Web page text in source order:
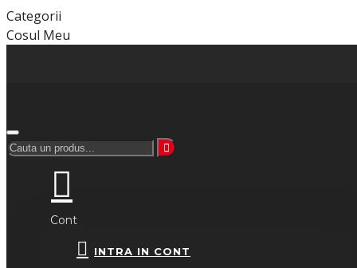
Categorii
Cosul Meu
Cont
INTRA IN CONT